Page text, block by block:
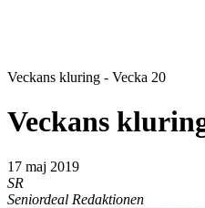
Veckans kluring - Vecka 20
Veckans
17 maj 2019
SR
Seniordeal Redaktionen